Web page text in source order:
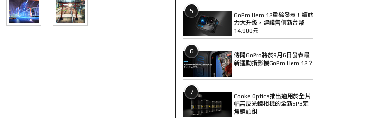
5
GoPro Hero 12重磅發表！續航
力大升級，建議售價新台幣
14,900元
6
傳聞GoPro將於9月6日發表最
新運動攝影機GoPro Hero 12？
7
Cooke Optics推出適用於全片
幅無反光鏡相機的全新SP3定
焦鏡頭組